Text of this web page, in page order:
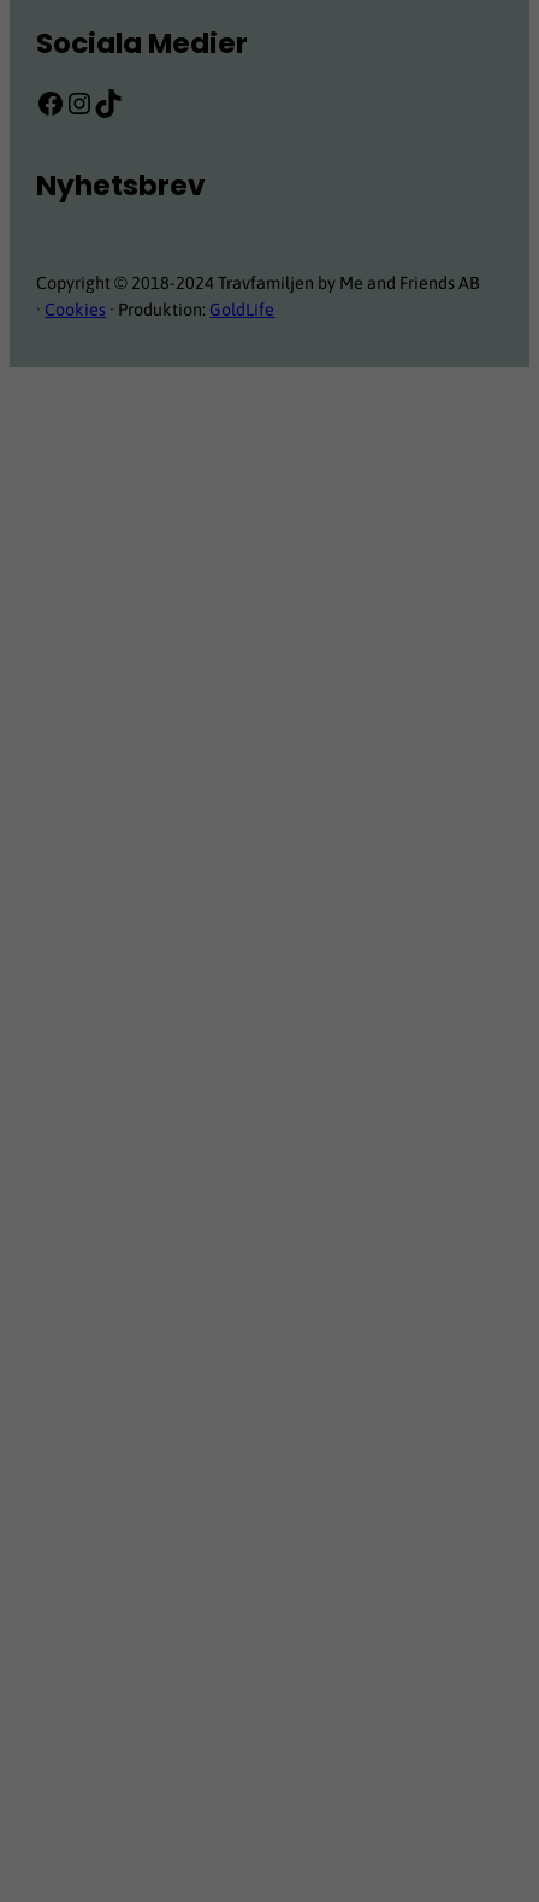
Sociala Medier
Facebook Instagram TikTok
Nyhetsbrev
Copyright © 2018-2024 Travfamiljen by Me and Friends AB
· Cookies · Produktion: GoldLife